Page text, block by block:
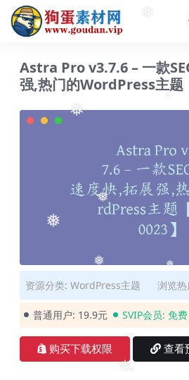
❅
❅
Astra Pro v3.7.6 – 一款
强,热门的WordPress主题
资源分类: WordPress主题 浏览
普通用户: 19.9元 SVIP会员: 免费
购买下载权限 查看